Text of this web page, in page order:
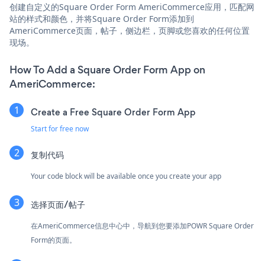
创建自定义的Square Order Form AmeriCommerce应用，匹配网
站的样式和颜色，并将Square Order Form添加到
AmeriCommerce页面，帖子，侧边栏，页脚或您喜欢的任何位置
现场。
How To Add a Square Order Form App on
AmeriCommerce:
Create a Free Square Order Form App
Start for free now
复制代码
Your code block will be available once you create your app
选择页面/帖子
在AmeriCommerce信息中心中，导航到您要添加POWR Square Order
Form的页面。